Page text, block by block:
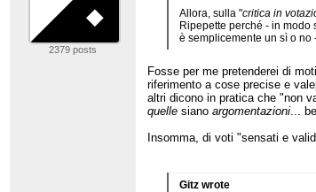
2379 posts
Allora, sulla "critica in
Ripepette perché - in modo
è semplicemente un sì o
Fosse per me pretenderei di
riferimento a cose precise e
altri dicono in pratica che "non
quelle sianoargomentazioni ...
Insomma, di voti "sensati e
Gitz wrote